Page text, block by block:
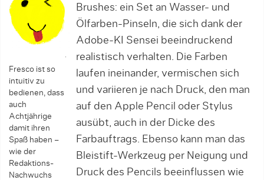
Fresco ist so
intuitiv zu
bedienen, dass
auch
Achtjährige
damit ihren
Spaß haben –
wie der
Redaktions-
Nachwuchs
Brushes: ein Set an Wasser- und
Ölfarben-Pinseln, die sich dank der
Adobe-KI Sensei beeindruckend
realistisch verhalten. Die Farben
laufen ineinander, vermischen sich
und variieren je nach Druck, den man
auf den Apple Pencil oder Stylus
ausübt, auch in der Dicke des
Farbauftrags. Ebenso kann man das
Bleistift-Werkzeug per Neigung und
Druck des Pencils beeinflussen wie